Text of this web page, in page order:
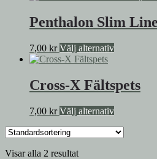
Penthalon Slim
7,00 kr Välj alternativDen
flera
De
olika
alternativen
Cross-X Fältspets
7,00 kr Välj alternativDen
produkten
Visar alla 2 resultat